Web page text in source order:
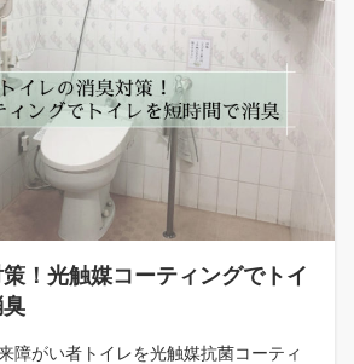
！光触媒コーティングでトイ
障がい者トイレを光触媒抗菌コーティ